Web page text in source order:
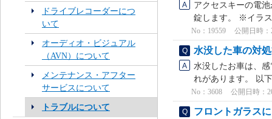
ドライブレコーダーにつ
いて
オーディオ・ビジュアル
（AVN）について
メンテナンス・アフター
サービスについて
トラブルについて
アクセスキーの電
錠します。 ※イラ
No：19559 公開日時：
水没した車の対
水没したお車は、
れがあります。 以
No：3608 公開日時：
フロントガラス